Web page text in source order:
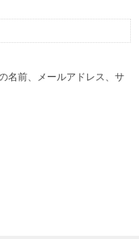
名前、メールアドレス、サ